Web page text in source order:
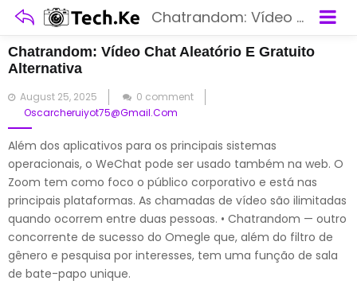
Chatrandom: Vídeo Chat Aleatório E Gratuito Alternativa
Chatrandom: Vídeo Chat Aleatório E Gratuito
Alternativa
Posted
on
August 25, 2025
0 comment
Oscarcheruiyot75@gmail.com
Além dos aplicativos para os principais sistemas
operacionais, o WeChat pode ser usado também na web. O
Zoom tem como foco o público corporativo e está nas
principais plataformas. As chamadas de vídeo são ilimitadas
quando ocorrem entre duas pessoas. • Chatrandom — outro
concorrente de sucesso do Omegle que, além do filtro de
gênero e pesquisa por interesses, tem uma função de sala
de bate-papo unique.